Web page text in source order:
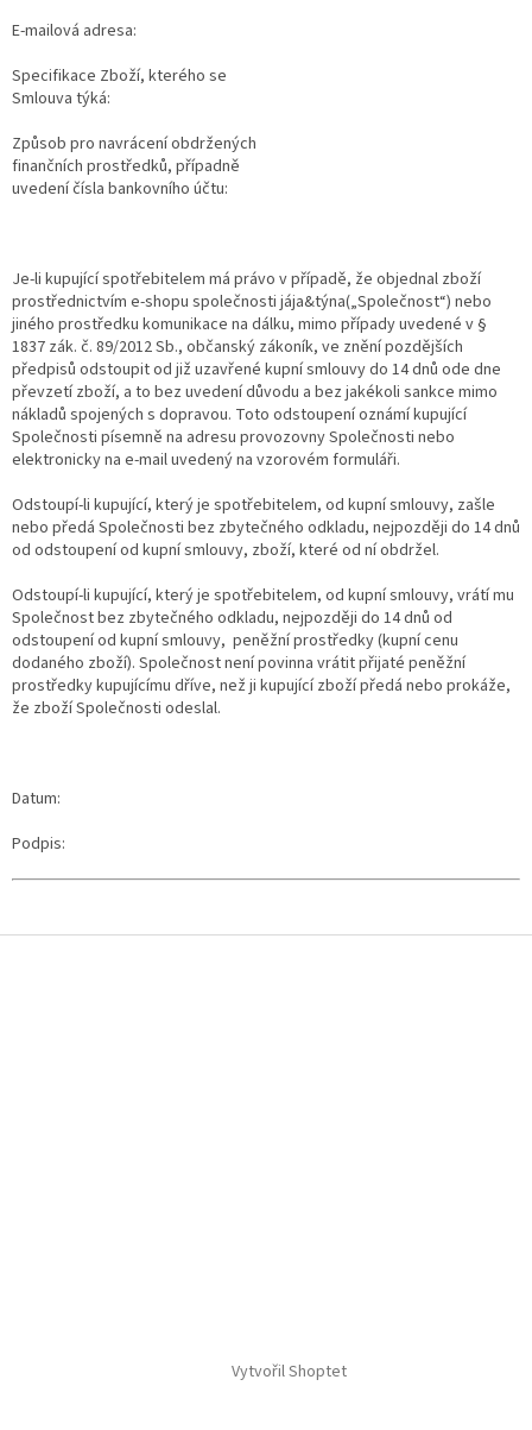
E-mailová adresa:
Specifikace Zboží, kterého se
Smlouva týká:
Způsob pro navrácení obdržených
finančních prostředků, případně
uvedení čísla bankovního účtu:
Je-li kupující spotřebitelem má právo v případě, že objednal zboží
prostřednictvím e-shopu společnosti jája&týna(„Společnost“) nebo
jiného prostředku komunikace na dálku, mimo případy uvedené v §
1837 zák. č. 89/2012 Sb., občanský zákoník, ve znění pozdějších
předpisů odstoupit od již uzavřené kupní smlouvy do 14 dnů ode dne
převzetí zboží, a to bez uvedení důvodu a bez jakékoli sankce mimo
nákladů spojených s dopravou. Toto odstoupení oznámí kupující
Společnosti písemně na adresu provozovny Společnosti nebo
elektronicky na e-mail uvedený na vzorovém formuláři.
Odstoupí-li kupující, který je spotřebitelem, od kupní smlouvy, zašle
nebo předá Společnosti bez zbytečného odkladu, nejpozději do 14 dnů
od odstoupení od kupní smlouvy, zboží, které od ní obdržel.
Odstoupí-li kupující, který je spotřebitelem, od kupní smlouvy, vrátí mu
Společnost bez zbytečného odkladu, nejpozději do 14 dnů od
odstoupení od kupní smlouvy, peněžní prostředky (kupní cenu
dodaného zboží). Společnost není povinna vrátit přijaté peněžní
prostředky kupujícímu dříve, než ji kupující zboží předá nebo prokáže,
že zboží Společnosti odeslal.
Datum:
Podpis:
Vytvořil Shoptet